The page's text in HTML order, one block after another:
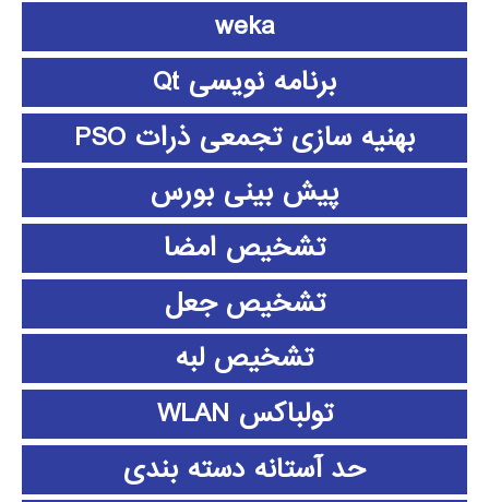
weka
برنامه نویسی Qt
بهنیه سازی تجمعی ذرات PSO
پیش بینی بورس
تشخیص امضا
تشخیص جعل
تشخیص لبه
تولباکس WLAN
حد آستانه دسته بندی